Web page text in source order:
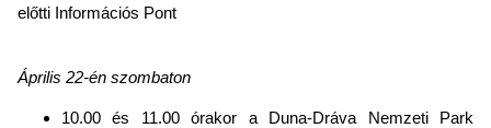
előtti Információs Pont
Április 22-én szombaton
10.00 és 11.00 órakor a Duna-Dráva Nemzeti Park